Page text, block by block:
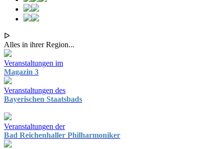
ᐅ
Alles in ihrer Region...
Veranstaltungen im
Magazin 3
Veranstaltungen des
Bayerischen Staatsbads
Veranstaltungen der
Bad Reichenhaller Philharmoniker